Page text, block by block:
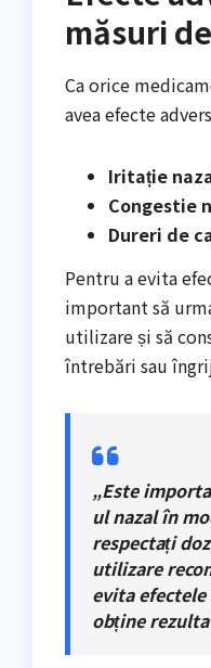
măsuri
Ca orice
avea efecte
Iritație
Congestie
Dureri de
Pentru a evita
important să
utilizare și să
întrebări sau
„Este
ul nazal în
respectați
utilizare
evita
obține